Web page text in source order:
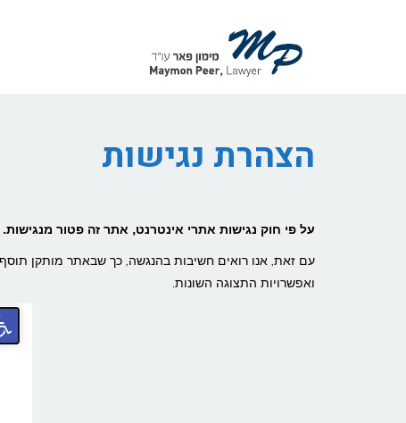
הצהרת נגישות
על פי חוק נגישות אתרי אינטרנט, אתר זה פטור מנגישות.
עם זאת, אנו רואים חשיבות בהנגשה, כך שבאתר מותקן
ואפשרויות התצוגה השונות.